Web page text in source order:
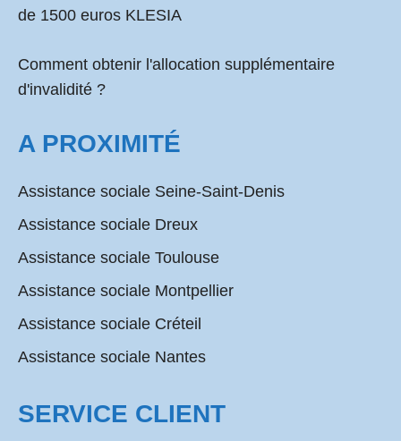
de 1500 euros KLESIA
Comment obtenir l'allocation supplémentaire
d'invalidité ?
A PROXIMITÉ
Assistance sociale Seine-Saint-Denis
Assistance sociale Dreux
Assistance sociale Toulouse
Assistance sociale Montpellier
Assistance sociale Créteil
Assistance sociale Nantes
SERVICE CLIENT